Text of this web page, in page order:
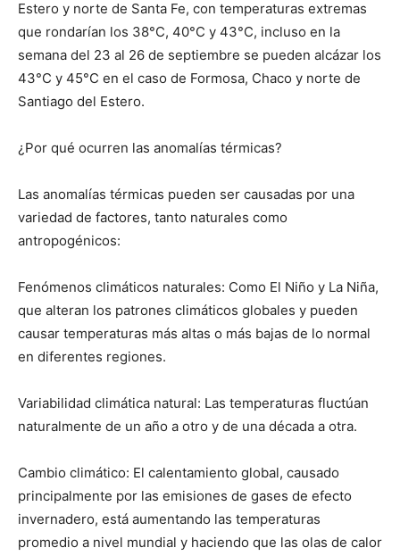
Estero y norte de Santa Fe, con temperaturas extremas
que rondarían los 38°C, 40°C y 43°C, incluso en la
semana del 23 al 26 de septiembre se pueden alcázar los
43°C y 45°C en el caso de Formosa, Chaco y norte de
Santiago del Estero.
¿Por qué ocurren las anomalías térmicas?
Las anomalías térmicas pueden ser causadas por una
variedad de factores, tanto naturales como
antropogénicos:
Fenómenos climáticos naturales: Como El Niño y La Niña,
que alteran los patrones climáticos globales y pueden
causar temperaturas más altas o más bajas de lo normal
en diferentes regiones.
Variabilidad climática natural: Las temperaturas fluctúan
naturalmente de un año a otro y de una década a otra.
Cambio climático: El calentamiento global, causado
principalmente por las emisiones de gases de efecto
invernadero, está aumentando las temperaturas
promedio a nivel mundial y haciendo que las olas de calor